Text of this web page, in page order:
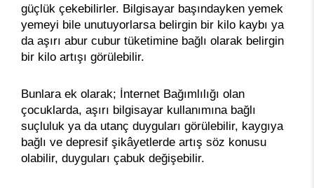
güçlük çekebilirler. Bilgisayar başındayken yemek
yemeyi bile unutuyorlarsa belirgin bir kilo kaybı ya
da aşırı abur cubur tüketimine bağlı olarak belirgin
bir kilo artışı görülebilir.
Bunlara ek olarak; İnternet Bağımlılığı olan
çocuklarda, aşırı bilgisayar kullanımına bağlı
suçluluk ya da utanç duyguları görülebilir, kaygıya
bağlı ve depresif şikâyetlerde artış söz konusu
olabilir, duyguları çabuk değişebilir.